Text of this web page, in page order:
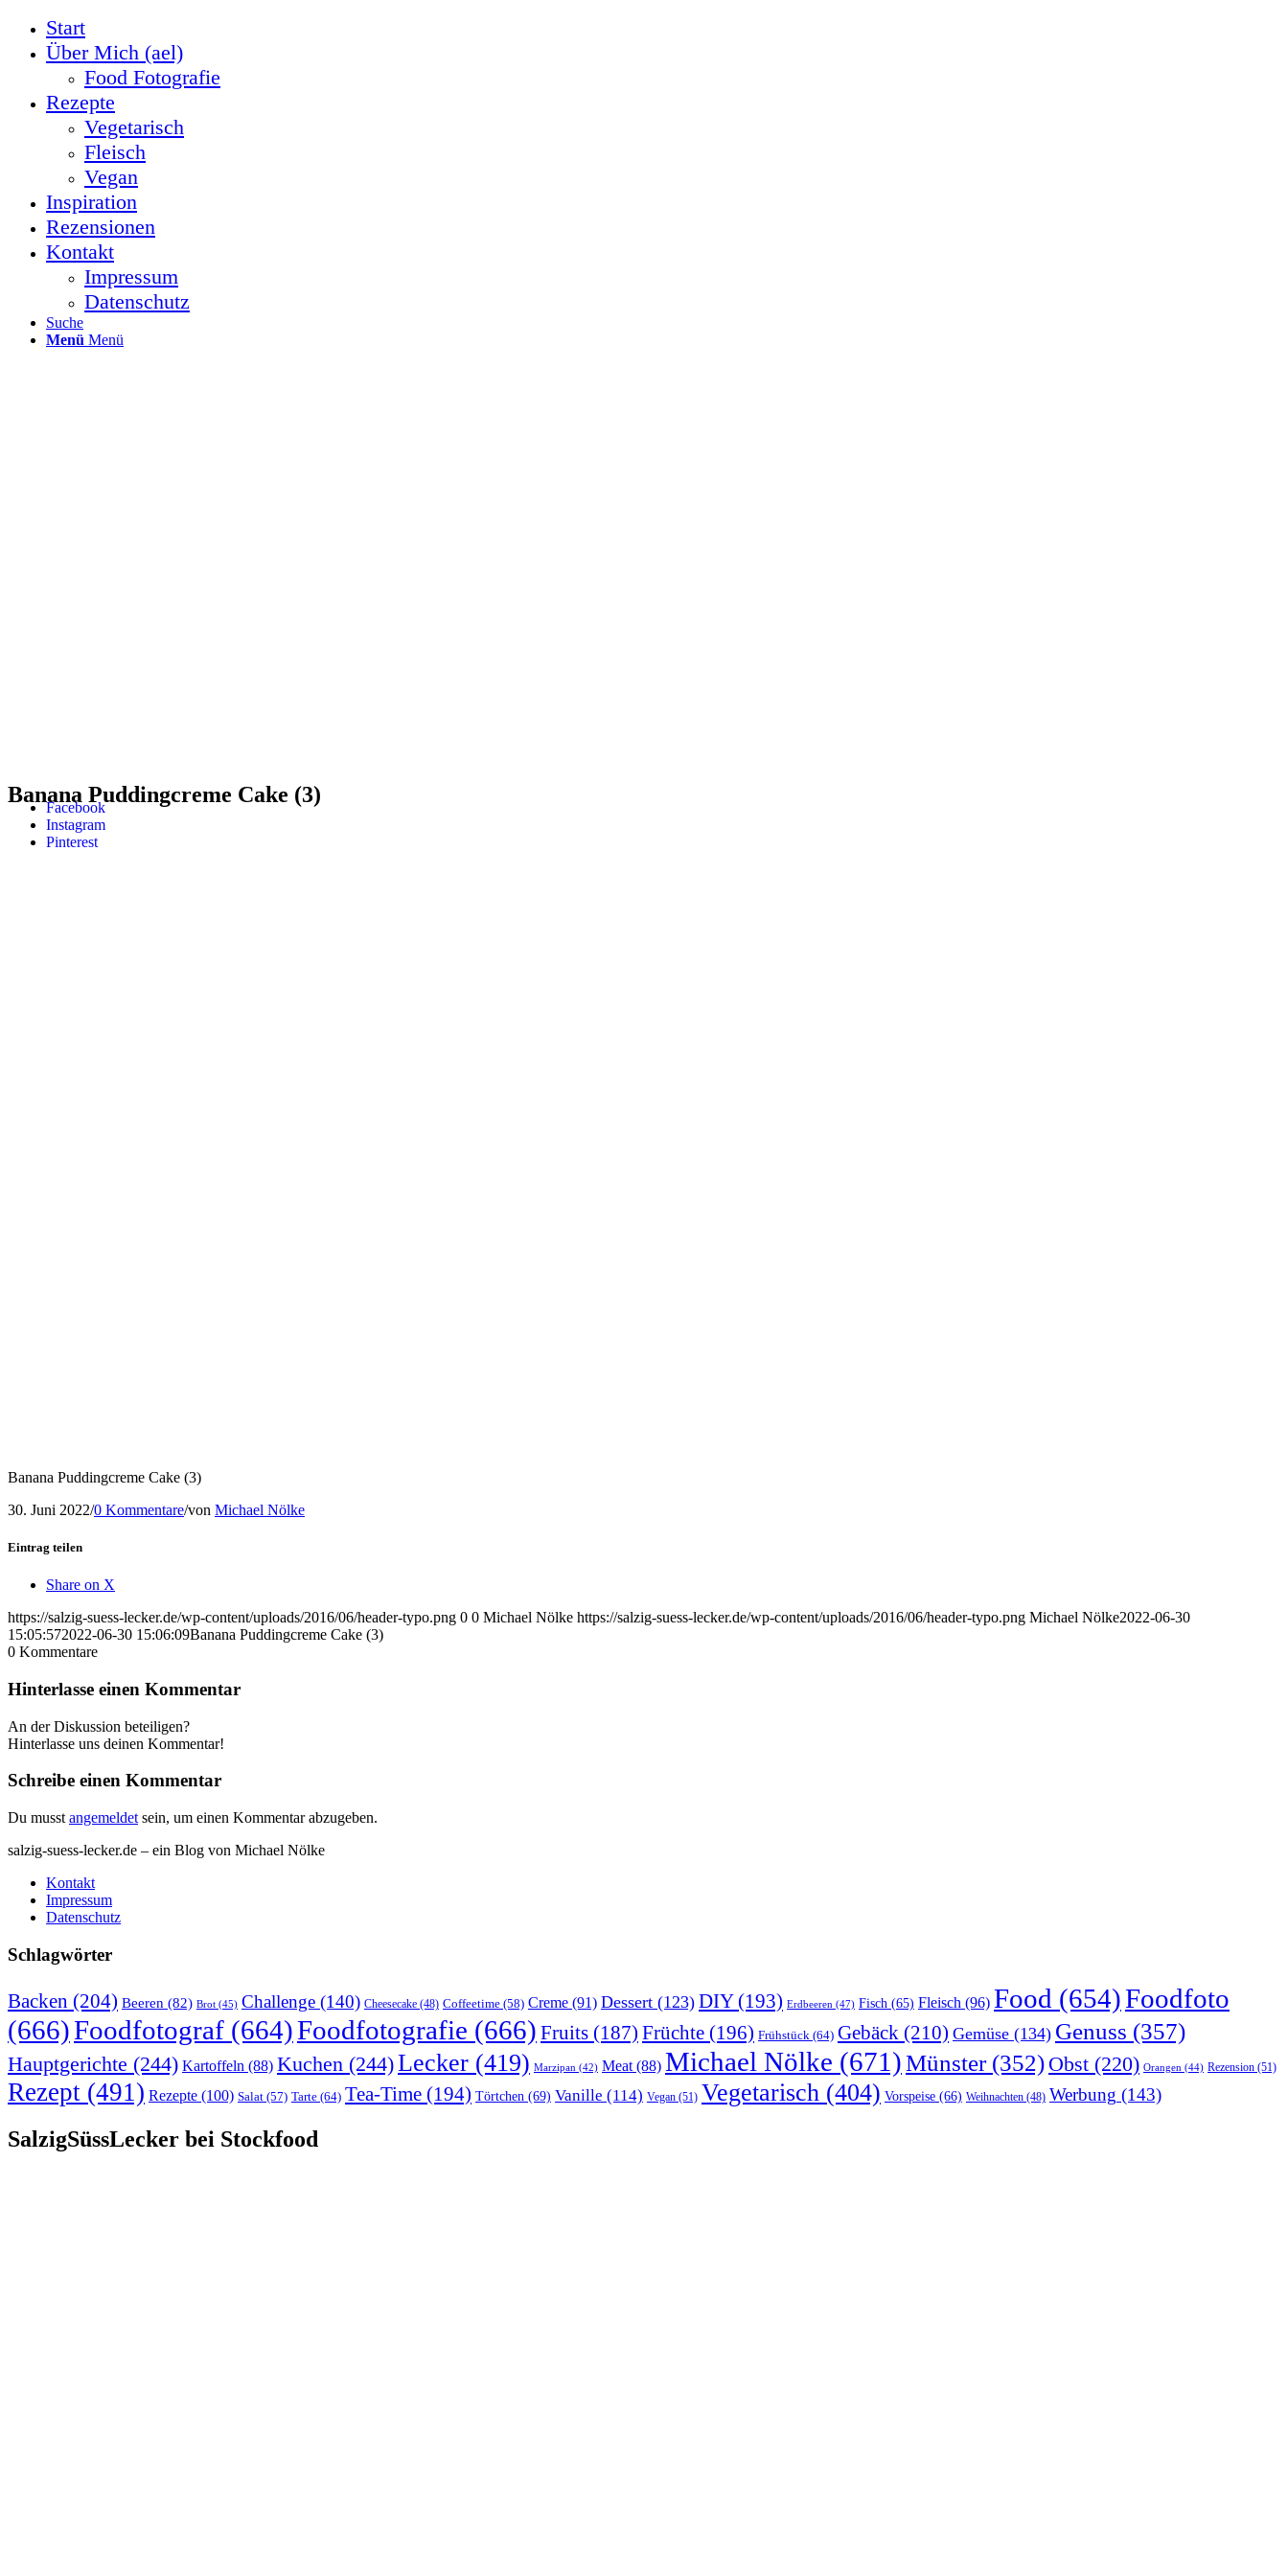
Start
Über Mich (ael)
Food Fotografie
Rezepte
Vegetarisch
Fleisch
Vegan
Inspiration
Rezensionen
Kontakt
Impressum
Datenschutz
Suche
Menü Menü
Facebook
Instagram
Pinterest
Banana Puddingcreme Cake (3)
Banana Puddingcreme Cake (3)
30. Juni 2022/0 Kommentare/von Michael Nölke
Eintrag teilen
Share on X
https://salzig-suess-lecker.de/wp-content/uploads/2016/06/header-typo.png 0 0 Michael Nölke https://salzig-suess-lecker.de/wp-content/uploads/2016/06/header-typo.png Michael Nölke2022-06-30
15:05:572022-06-30 15:06:09Banana Puddingcreme Cake (3)
0 Kommentare
Hinterlasse einen Kommentar
An der Diskussion beteiligen?
Hinterlasse uns deinen Kommentar!
Schreibe einen Kommentar
Du musst angemeldet sein, um einen Kommentar abzugeben.
salzig-suess-lecker.de – ein Blog von Michael Nölke
Kontakt
Impressum
Datenschutz
Schlagwörter
Backen (204) Beeren (82) Brot (45) Challenge (140) Cheesecake (48) Coffeetime (58) Creme (91) Dessert (123) DIY(193) Erdbeeren (47) Fisch (65) Fleisch (96) Food (654)Foodfoto
(666)Foodfotograf (664)Foodfotografie (666) Fruits (187) Früchte (196) Frühstück (64) Gebäck (210) Gemüse (134) Genuss (357)
Hauptgerichte (244) Kartoffeln (88) Kuchen (244)Lecker (419) Marzipan (42) Meat(88) Michael Nölke (671)Münster(352) Obst (220) Orangen (44) Rezension (51)
Rezept (491) Rezepte (100) Salat (57) Tarte (64) Tea-Time (194) Törtchen (69) Vanille (114) Vegan (51) Vegetarisch (404) Vorspeise (66) Weihnachten (48) Werbung (143)
SalzigSüssLecker bei Stockfood